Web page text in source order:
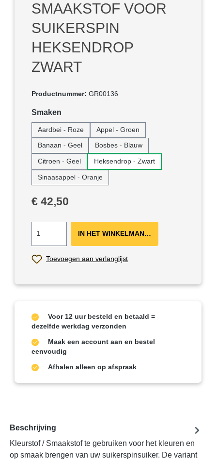
SMAAKSTOF VOOR
SUIKERSPIN
HEKSENDROP
ZWART
Productnummer: GR00136
Selecteer
Smaken
Aardbei - Roze Appel - Groen
Banaan - Geel Bosbes - Blauw
Citroen - Geel Heksendrop - Zwart
Sinaasappel - Oranje
Normale prijs:
€ 42,50
IN HET WINKELMANDJE ＋
Toevoegen aan verlanglijst
Voor 12 uur besteld en betaald =
dezelfde werkdag verzonden
Maak een account aan en bestel
eenvoudig
Afhalen alleen op afspraak
Beschrijving
Kleurstof / Smaakstof te gebruiken voor het kleuren en
op smaak brengen van uw suikerspinsuiker. De variant